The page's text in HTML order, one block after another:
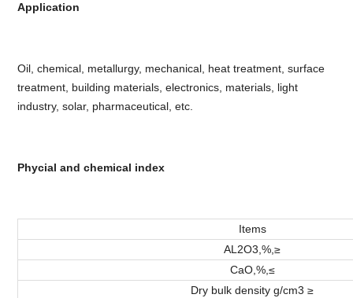
Application
Oil, chemical, metallurgy, mechanical, heat treatment, surface
treatment, building materials, electronics, materials, light
industry, solar, pharmaceutical, etc.
Phycial and chemical index
Items
AL2O3,%,≥
CaO,%,≤
Dry bulk density g/cm3 ≥